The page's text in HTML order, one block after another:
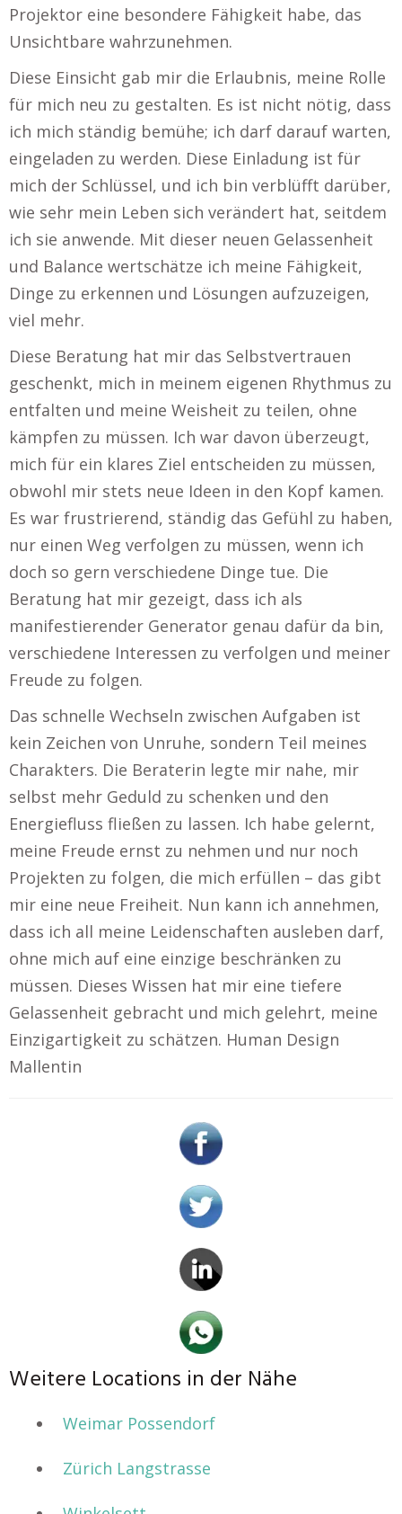
Projektor eine besondere Fähigkeit habe, das
Unsichtbare wahrzunehmen.
Diese Einsicht gab mir die Erlaubnis, meine Rolle
für mich neu zu gestalten. Es ist nicht nötig, dass
ich mich ständig bemühe; ich darf darauf warten,
eingeladen zu werden. Diese Einladung ist für
mich der Schlüssel, und ich bin verblüfft darüber,
wie sehr mein Leben sich verändert hat, seitdem
ich sie anwende. Mit dieser neuen Gelassenheit
und Balance wertschätze ich meine Fähigkeit,
Dinge zu erkennen und Lösungen aufzuzeigen,
viel mehr.
Diese Beratung hat mir das Selbstvertrauen
geschenkt, mich in meinem eigenen Rhythmus zu
entfalten und meine Weisheit zu teilen, ohne
kämpfen zu müssen. Ich war davon überzeugt,
mich für ein klares Ziel entscheiden zu müssen,
obwohl mir stets neue Ideen in den Kopf kamen.
Es war frustrierend, ständig das Gefühl zu haben,
nur einen Weg verfolgen zu müssen, wenn ich
doch so gern verschiedene Dinge tue. Die
Beratung hat mir gezeigt, dass ich als
manifestierender Generator genau dafür da bin,
verschiedene Interessen zu verfolgen und meiner
Freude zu folgen.
Das schnelle Wechseln zwischen Aufgaben ist
kein Zeichen von Unruhe, sondern Teil meines
Charakters. Die Beraterin legte mir nahe, mir
selbst mehr Geduld zu schenken und den
Energiefluss fließen zu lassen. Ich habe gelernt,
meine Freude ernst zu nehmen und nur noch
Projekten zu folgen, die mich erfüllen – das gibt
mir eine neue Freiheit. Nun kann ich annehmen,
dass ich all meine Leidenschaften ausleben darf,
ohne mich auf eine einzige beschränken zu
müssen. Dieses Wissen hat mir eine tiefere
Gelassenheit gebracht und mich gelehrt, meine
Einzigartigkeit zu schätzen. Human Design
Mallentin
Weitere Locations in der Nähe
Weimar Possendorf
Zürich Langstrasse